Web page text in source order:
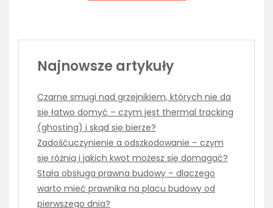
Najnowsze artykuły
Czarne smugi nad grzejnikiem, których nie da
się łatwo domyć – czym jest thermal tracking
(ghosting) i skąd się bierze?
Zadośćuczynienie a odszkodowanie – czym
się różnią i jakich kwot możesz się domagać?
Stała obsługa prawna budowy – dlaczego
warto mieć prawnika na placu budowy od
pierwszego dnia?